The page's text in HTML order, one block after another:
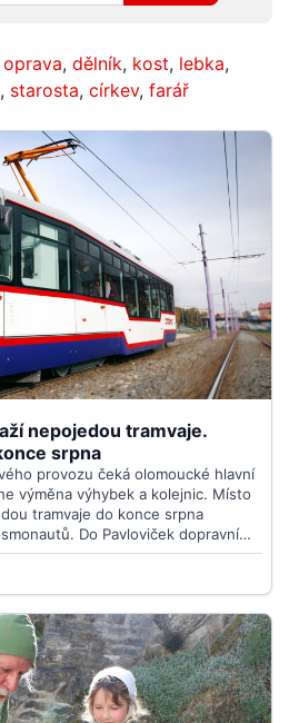
oprava, dělník, kost, lebka,
, starosta, církev, farář